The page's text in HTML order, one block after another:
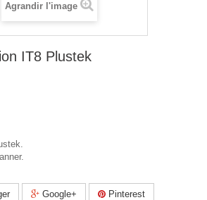
Agrandir l'image
IT8 Plustek
Google+ Pinterest